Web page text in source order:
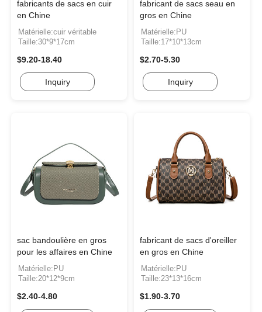
fabricants de sacs en cuir
en Chine
Matérielle:cuir véritable
Taille:30*9*17cm
$9.20-18.40
Inquiry
fabricant de sacs seau en
gros en Chine
Matérielle:PU
Taille:17*10*13cm
$2.70-5.30
Inquiry
sac bandoulière en gros
pour les affaires en Chine
Matérielle:PU
Taille:20*12*9cm
$2.40-4.80
fabricant de sacs d'oreiller
en gros en Chine
Matérielle:PU
Taille:23*13*16cm
$1.90-3.70